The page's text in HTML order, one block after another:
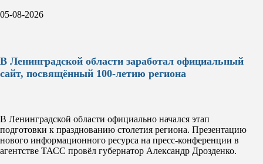
05-08-2026
В Ленинградской области заработал официальный
сайт, посвящённый 100-летию региона
В Ленинградской области официально начался этап
подготовки к празднованию столетия региона. Презентацию
нового информационного ресурса на пресс-конференции в
агентстве ТАСС провёл губернатор Александр Дрозденко.